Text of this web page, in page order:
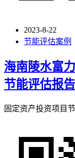
2023-8-22
节能评估案例
海南陵水富
节能评估报告
固定资产投资项目